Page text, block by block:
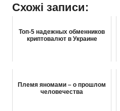
Схожі записи:
Топ-5 надежных обменников
криптовалют в Украине
Племя яномами – о прошлом
человечества